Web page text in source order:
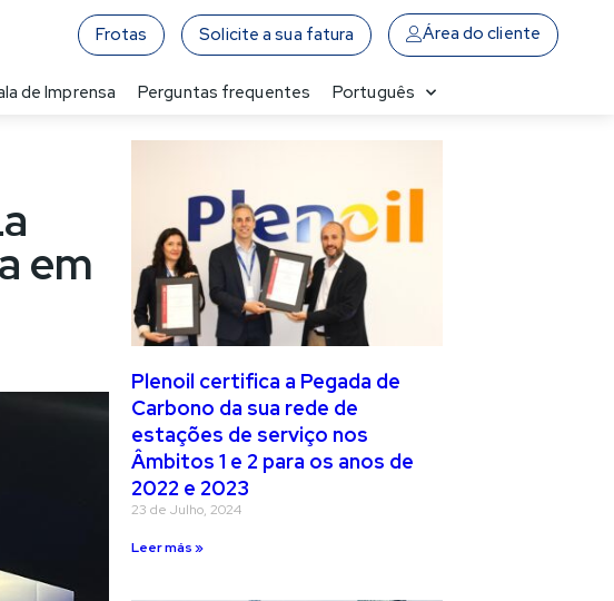
Frotas Solicite a sua fatura Área do cliente
de Imprensa Perguntas frequentes Português
em
Plenoil certifica a Pegada de
Carbono da sua rede de
estações de serviço nos
Âmbitos 1 e 2 para os anos de
2022 e 2023
23 de Julho, 2024
Leer más »